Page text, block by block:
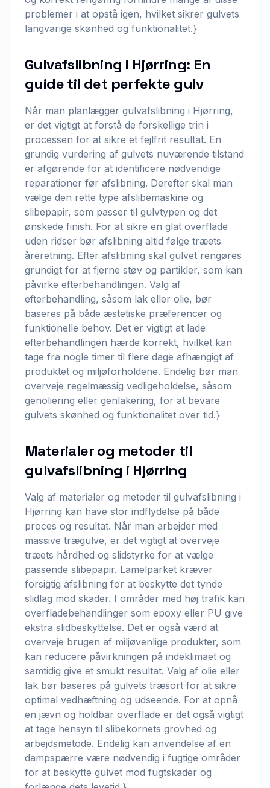
problemer i at opstå igen, hvilket sikrer gulvets
langvarige skønhed og funktionalitet.}
Gulvafslibning i Hjørring: En
guide til det perfekte gulv
Når man planlægger gulvafslibning i Hjørring,
er det vigtigt at forstå de forskellige trin i
processen for at sikre et fejlfrit resultat. En
grundig vurdering af gulvets nuværende tilstand
er afgørende for at identificere nødvendige
reparationer før afslibning. Derefter skal man
vælge den rette type afslibemaskine og
slibepapir, som passer til gulvtypen og det
ønskede finish. For at sikre en glat overflade
uden ridser bør afslibning altid følge træets
åreretning. Efter afslibning skal gulvet rengøres
grundigt for at fjerne støv og partikler, som kan
påvirke efterbehandlingen. Valg af
efterbehandling, såsom lak eller olie, bør
baseres på både æstetiske præferencer og
funktionelle behov. Det er vigtigt at lade
efterbehandlingen hærde korrekt, hvilket kan
tage fra nogle timer til flere dage afhængigt af
produktet og miljøforholdene. Endelig bør man
overveje regelmæssig vedligeholdelse, såsom
genoliering eller genlakering, for at bevare
gulvets skønhed og funktionalitet over tid.}
Materialer og metoder til
gulvafslibning i Hjørring
Valg af materialer og metoder til gulvafslibning i
Hjørring kan have stor indflydelse på både
proces og resultat. Når man arbejder med
massive trægulve, er det vigtigt at overveje
træets hårdhed og slidstyrke for at vælge
passende slibepapir. Lamelparket kræver
forsigtig afslibning for at beskytte det tynde
slidlag mod skader. I områder med høj trafik kan
overfladebehandlinger som epoxy eller PU give
ekstra slidbeskyttelse. Det er også værd at
overveje brugen af miljøvenlige produkter, som
kan reducere påvirkningen på indeklimaet og
samtidig give et smukt resultat. Valg af olie eller
lak bør baseres på gulvets træsort for at sikre
optimal vedhæftning og udseende. For at opnå
en jævn og holdbar overflade er det også vigtigt
at tage hensyn til slibekornets grovhed og
arbejdsmetode. Endelig kan anvendelse af en
dampspærre være nødvendig i fugtige områder
for at beskytte gulvet mod fugtskader og